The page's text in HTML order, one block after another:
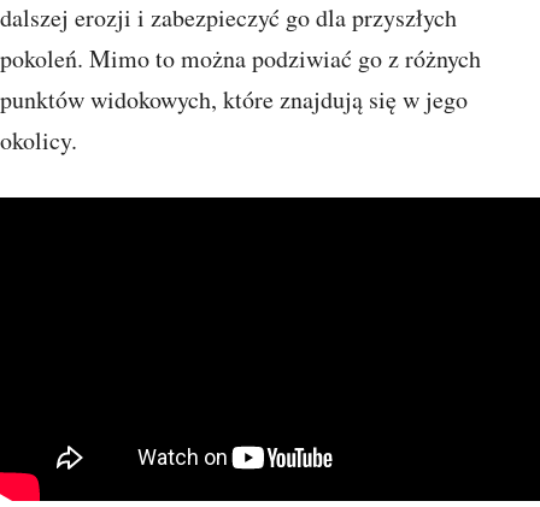
dalszej erozji i zabezpieczyć go dla przyszłych
pokoleń. Mimo to można podziwiać go z różnych
punktów widokowych, które znajdują się w jego
okolicy.